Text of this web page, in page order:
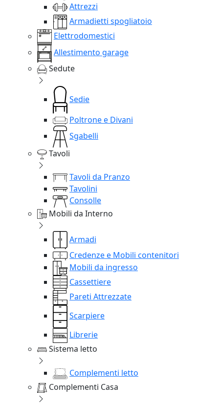
Attrezzi
Armadietti spogliatoio
Elettrodomestici
Allestimento garage
Sedute
Sedie
Poltrone e Divani
Sgabelli
Tavoli
Tavoli da Pranzo
Tavolini
Consolle
Mobili da Interno
Armadi
Credenze e Mobili contenitori
Mobili da ingresso
Cassettiere
Pareti Attrezzate
Scarpiere
Librerie
Sistema letto
Complementi letto
Complementi Casa